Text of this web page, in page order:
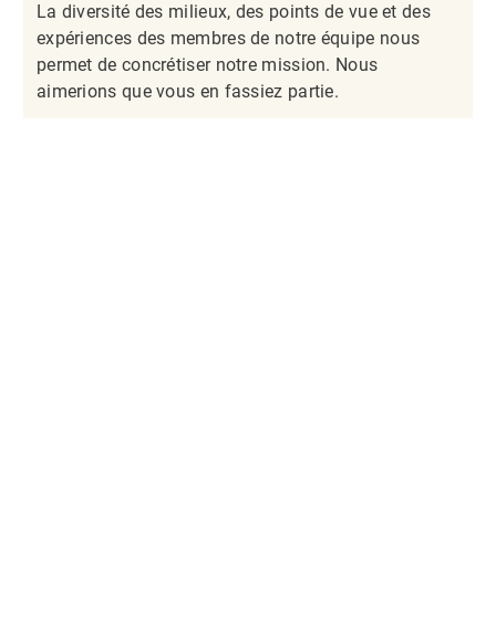
La diversité des milieux, des points de vue et des
expériences des membres de notre équipe nous
permet de concrétiser notre mission. Nous
aimerions que vous en fassiez partie.​​​​​​​